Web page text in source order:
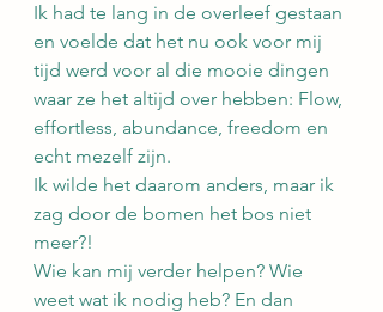
Ik had te lang in de overleef gestaan
en voelde dat het nu ook voor mij
tijd werd voor al die mooie dingen
waar ze het altijd over hebben: Flow,
effortless, abundance, freedom en
echt mezelf zijn.
Ik wilde het daarom anders, maar ik
zag door de bomen het bos niet
meer?!
Wie kan mij verder helpen? Wie
weet wat ik nodig heb? En dan